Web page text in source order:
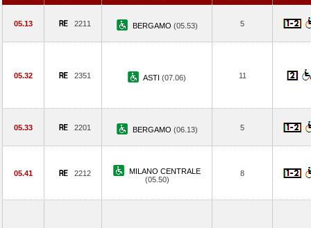
05.13 2211 BERGAMO (05.53) 5
05.32 2351 ASTI (07.06) 11
05.33 2201 BERGAMO (06.13) 5
05.41 2212
MILANO CENTRALE
(05.50)
8